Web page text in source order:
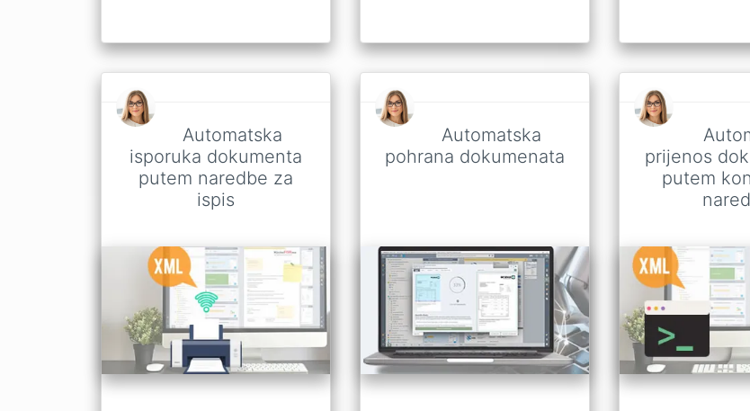
Automatska
isporuka dokumenta
putem naredbe za
ispis
Automatska
pohrana dokumenata
prijenos
putem